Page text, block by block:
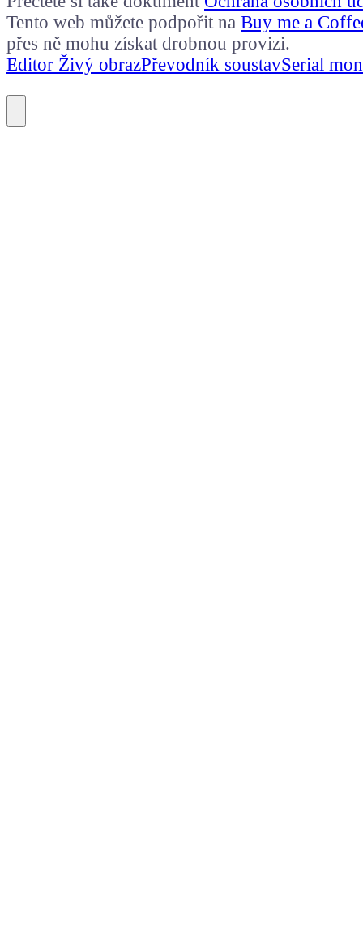
Tento web můžete podpořit na Buy me a
přes ně mohu získat drobnou provizi.
Editor Živý obrazPřevodník soustavSerial